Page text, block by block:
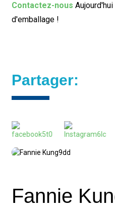
Contactez-nous
d'emballage !
Partager:
Fannie